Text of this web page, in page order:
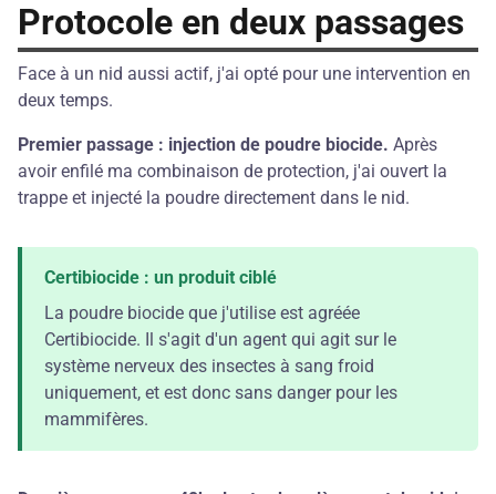
Protocole en deux passages
Face à un nid aussi actif, j'ai opté pour une intervention en
deux temps.
Premier passage : injection de poudre biocide. Après
avoir enfilé ma combinaison de protection, j'ai ouvert la
trappe et injecté la poudre directement dans le nid.
Certibiocide : un produit ciblé
La poudre biocide que j'utilise est agréée
Certibiocide. Il s'agit d'un agent qui agit sur le
système nerveux des insectes à sang froid
uniquement, et est donc sans danger pour les
mammifères.